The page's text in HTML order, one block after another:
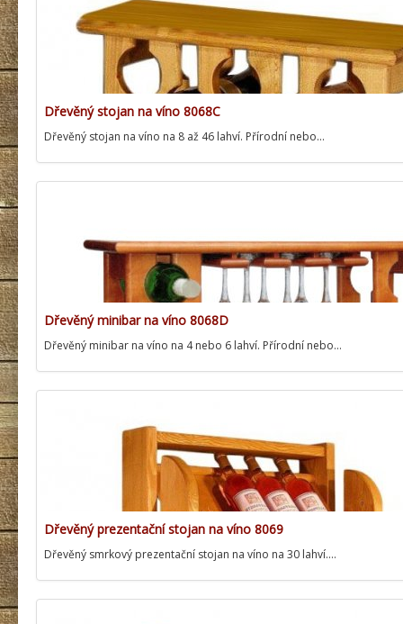
Dřevěný stojan na víno 8068C
Dřevěný stojan na víno na 8 až 46 lahví. Přírodní nebo…
Dřevěný minibar na víno 8068D
Dřevěný minibar na víno na 4 nebo 6 lahví. Přírodní nebo…
Dřevěný prezentační stojan na víno 8069
Dřevěný smrkový prezentační stojan na víno na 30 lahví.…